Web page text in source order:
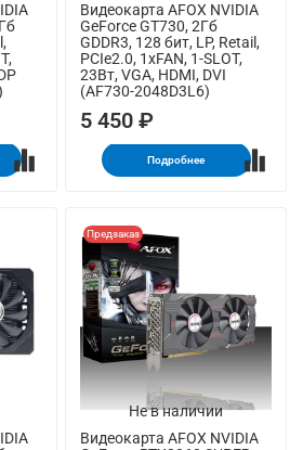
Видеокарта AFOX NVIDIA
GeForce GT730, 2Гб
GDDR3, 128 бит, LP, Retail,
PCIe2.0, 1xFAN, 1-SLOT,
23Вт, VGA, HDMI, DVI
(AF730-2048D3L6)
5 450 ₽
Подробнее
Не в наличии
Предзаказ
Видеокарта AFOX NVIDIA